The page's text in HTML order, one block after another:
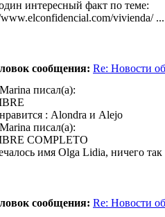
интересный факт по теме:
vivienda/
сообщения: Re: Новости
писал(а):
: Alondra и Alejo
писал(а):
COMPLETO
имя Olga Lidia, ничего так
сообщения: Re: Новости